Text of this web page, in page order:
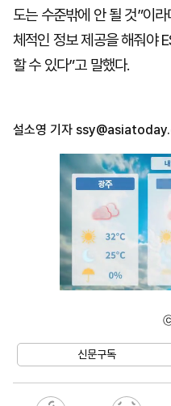
도는 수준밖에 안 될 것”이
체적인 정보 제공을 해줘야
할 수 있다”고 말했다.
설소영 기자
ⓒ
신문구독